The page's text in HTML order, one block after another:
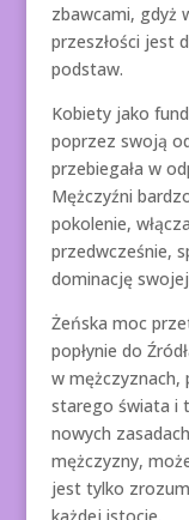
zbawcami, gdyż
przeszłości jest
podstaw.
Kobiety jako
poprzez swoją
przebiegała w
Mężczyźni
pokolenie,
przedwcześnie,
dominację
Żeńska moc
popłynie do
w mężczyznach,
starego świata i
nowych
mężczyzny,
jest tylko